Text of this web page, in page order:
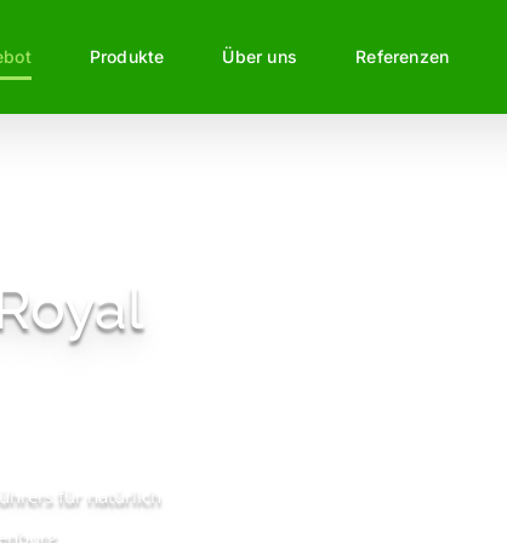
Produkte Über uns Referenzen
für natürlich